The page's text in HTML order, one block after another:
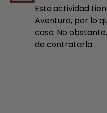
Esta actividad
Aventura, por lo
caso. No
de contratarla.